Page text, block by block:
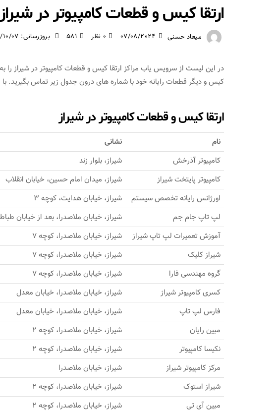
ارتقا کیس و قطعات کامپیوتر در شیراز
میعاد حسنی 07/08/2024 0 نظر 581 بروزرسانی: 2024/10/07
در این لیست از سرویس یاب مراکز ارتقا کیس و قطعات کامپیوتر در شیراز را
کیس و دیگر قطعات رایانه خود با شماره های درون جدول زیر تماس بگیرید. با
ارتقا کیس و قطعات کامپیوتر در شیراز
نام نشانی
کامپیوتر آذرخش
شیراز، بلوار زند
کامپیوتر پایتخت شیراز
شیراز، میدان امام حسین، خیابان انقلاب
اورژانس رایانه تخصص سیستم
شیراز، خیابان هدایت، کوچه 3
لپ تاپ جام جم
شیراز، خیابان ملاصدرا، بعد از خیابان
آموزش تعمیرات لپ تاپ شیراز
شیراز، خیابان ملاصدرا، کوچه 7
شیراز کلیک
شیراز، خیابان ملاصدرا، کوچه 7
گروه مهندسی فارا
شیراز، خیابان ملاصدرا، کوچه 7
کسری کامپیوتر شیراز
شیراز، خیابان ملاصدرا، خیابان معدل
فارس لپ تاپ
شیراز، خیابان ملاصدرا، خیابان معدل
مبین رایان
شیراز، خیابان ملاصدرا، کوچه 2
نکیسا کامپیوتر
شیراز، خیابان ملاصدرا، کوچه 2
مرکز کامپیوتر شیراز
شیراز، خیابان ملاصدرا
شیراز استوک
شیراز، خیابان ملاصدرا، کوچه 2
مبین آی تی
شیراز، خیابان ملاصدرا، کوچه 2